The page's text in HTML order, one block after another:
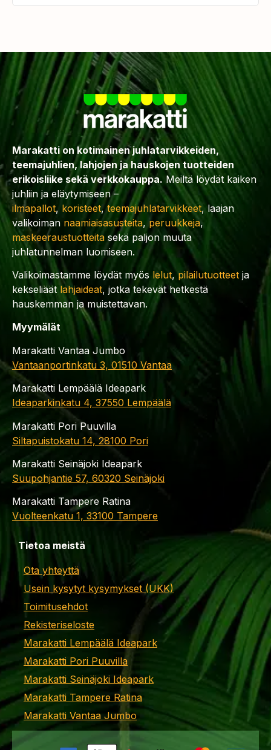
Marakatti on kotimainen juhlatarvikkeiden,
teemajuhlien, lahjojen ja hauskojen tuotteiden
erikoisliike sekä verkkokauppa. Meiltä löydät kaiken
juhliin ja eläytymiseen –
ilmapallot, koristeet,teemajuhlatarvikkeet, laajan
valikoiman naamiaisasusteita, peruukkeja,
maskeeraustuotteita sekä paljon muuta
juhlatunnelman luomiseen.
Valikoimastamme löydät myös lelut,pilailutuotteet ja
kekseliäät lahjaideat, jotka tekevät hetkestä
hauskemman ja muistettavan.
Myymälät
Marakatti Vantaa Jumbo
Vantaanportinkatu 3, 01510 Vantaa
Marakatti Lempäälä Ideapark
Ideaparkinkatu 4, 37550 Lempäälä
Marakatti Pori Puuvilla
Siltapuistokatu 14, 28100 Pori
Marakatti Seinäjoki Ideapark
Suupohjantie 57, 60320 Seinäjoki
Marakatti Tampere Ratina
Vuolteenkatu 1, 33100 Tampere
Tietoa meistä
Ota yhteyttä
Usein kysytyt kysymykset (UKK)
Toimitusehdot
Rekisteriseloste
Marakatti Lempäälä Ideapark
Marakatti Pori Puuvilla
Marakatti Seinäjoki Ideapark
Marakatti Tampere Ratina
Marakatti Vantaa Jumbo